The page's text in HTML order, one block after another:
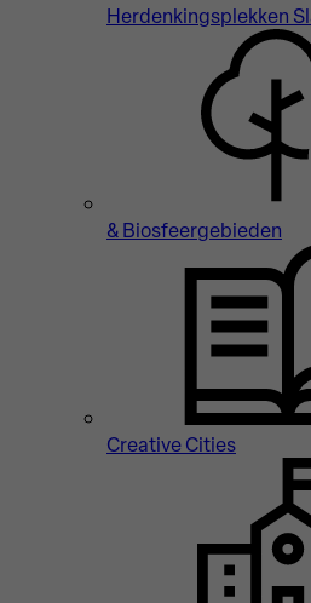
Herdenkingsplekken
& Biosfeergebieden
Creative Cities